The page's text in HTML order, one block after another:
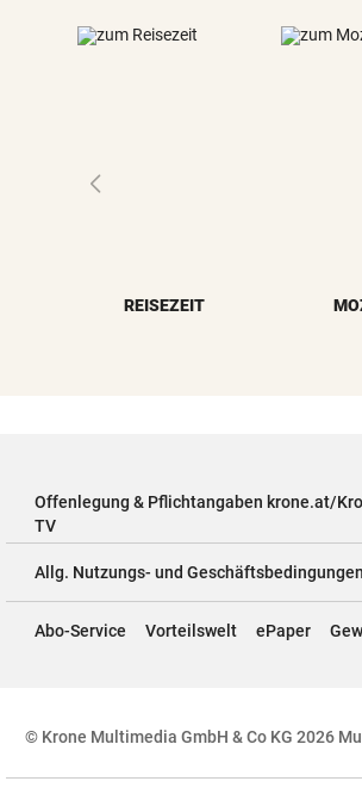
REISEZEIT
Offenlegung & Pflichtangaben krone.at/
TV
Allg. Nutzungs- und
Abo-Service Vorteilswelt ePaper
© Krone Multimedia GmbH & Co KG 2026